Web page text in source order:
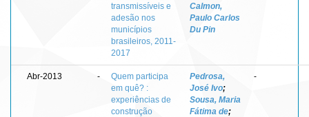
transmissíveis e
adesão nos
municípios
brasileiros, 2011-
2017
Calmon,
Paulo Carlos
Du Pin
Abr-2013 -
Quem participa
em quê? :
experiências de
construção
Pedrosa,
José Ivo;
Sousa, Maria
Fátima de;
-